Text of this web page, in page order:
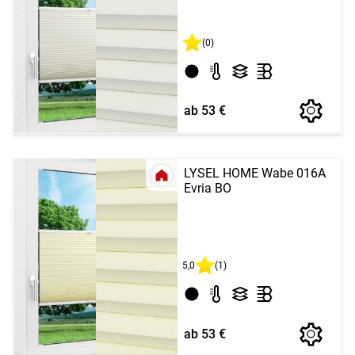
(0)
ab 53 €
LYSEL HOME Wabe 016A
Evria BO
5,0 (1)
ab 53 €